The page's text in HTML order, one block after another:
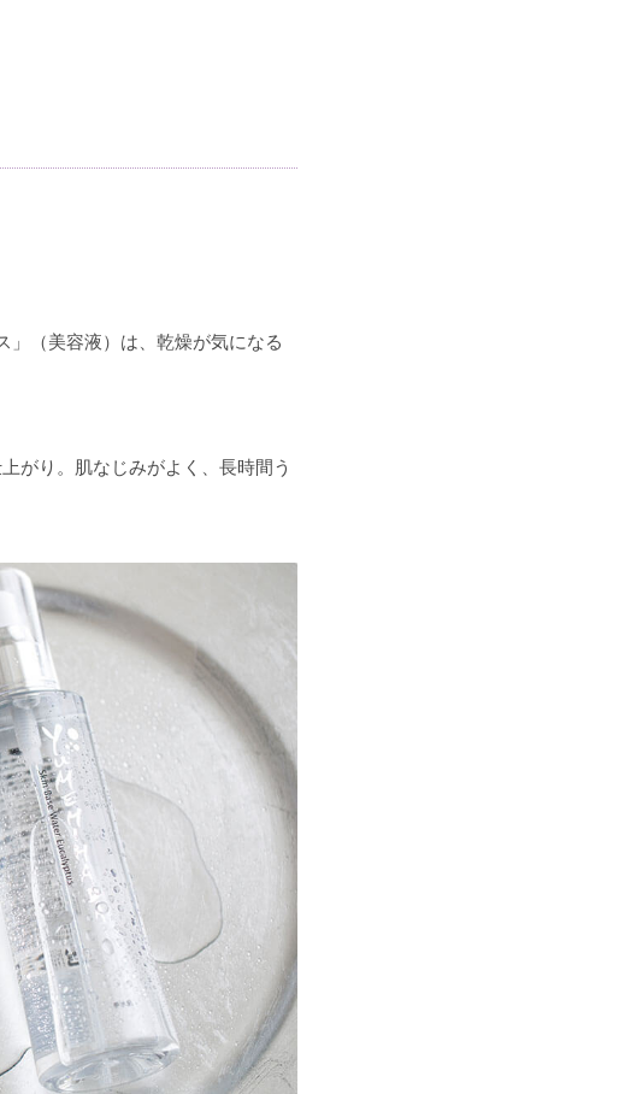
」（美容液）は、乾燥が気になる
がり。肌なじみがよく、長時間う